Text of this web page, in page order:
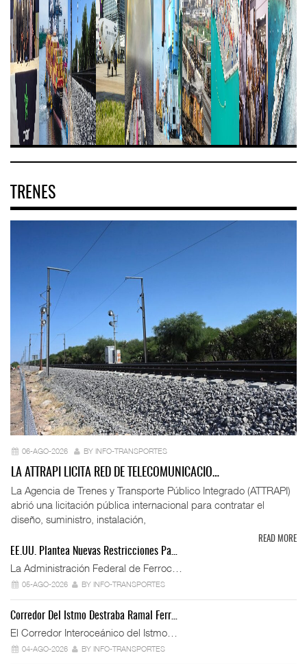
TRENES
06-AGO-2026 BY INFO-TRANSPORTES
LA ATTRAPI LICITA RED DE TELECOMUNICACIO…
La Agencia de Trenes y Transporte Público Integrado (ATTRAPI)
abrió una licitación pública internacional para contratar el
diseño, suministro, instalación,
READ MORE
EE.UU. Plantea Nuevas Restricciones Pa…
La Administración Federal de Ferroc…
05-AGO-2026 BY INFO-TRANSPORTES
Corredor Del Istmo Destraba Ramal Ferr…
El Corredor Interoceánico del Istmo…
04-AGO-2026 BY INFO-TRANSPORTES